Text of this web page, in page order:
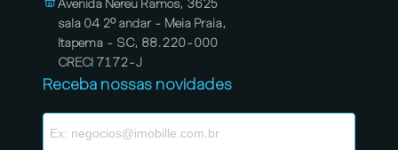
Avenida Nereu Ramos, 3625
sala 04 2º andar - Meia Praia,
Itapema - SC, 88.220-000
CRECI 7172-J
Receba nossas novidades